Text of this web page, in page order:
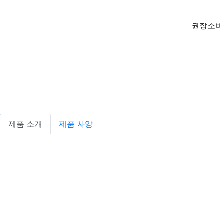
권장소
제품 소개 제품 사양